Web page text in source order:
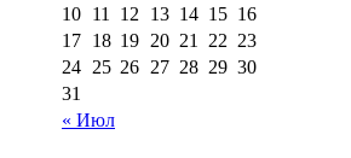
« Июл
10 11 12 13 14 15 16
17 18 19 20 21 22 23
24 25 26 27 28 29 30
31